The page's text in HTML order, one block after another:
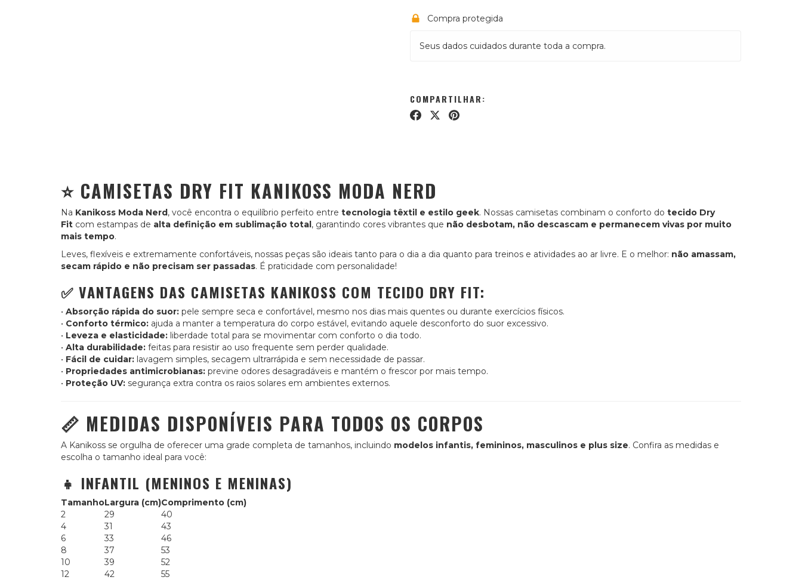
Compra protegida
Seus dados cuidados durante toda a compra.
COMPARTILHAR:
⭐ CAMISETAS DRY FIT KANIKOSS MODA NERD
Na Kanikoss Moda Nerd, você encontra o equilíbrio perfeito entre tecnologia têxtil e estilo geek. Nossas camisetas combinam o conforto do tecido Dry
Fit com estampas de alta definição em sublimação total, garantindo cores vibrantes que não desbotam, não descascam e permanecem vivas por muito
mais tempo.
Leves, flexíveis e extremamente confortáveis, nossas peças são ideais tanto para o dia a dia quanto para treinos e atividades ao ar livre. E o melhor: não amassam,
secam rápido e não precisam ser passadas. É praticidade com personalidade!
✅ VANTAGENS DAS CAMISETAS KANIKOSS COM TECIDO DRY FIT:
• Absorção rápida do suor: pele sempre seca e confortável, mesmo nos dias mais quentes ou durante exercícios físicos.
• Conforto térmico: ajuda a manter a temperatura do corpo estável, evitando aquele desconforto do suor excessivo.
• Leveza e elasticidade: liberdade total para se movimentar com conforto o dia todo.
• Alta durabilidade: feitas para resistir ao uso frequente sem perder qualidade.
• Fácil de cuidar: lavagem simples, secagem ultrarrápida e sem necessidade de passar.
• Propriedades antimicrobianas: previne odores desagradáveis e mantém o frescor por mais tempo.
• Proteção UV: segurança extra contra os raios solares em ambientes externos.
📏 MEDIDAS DISPONÍVEIS PARA TODOS OS CORPOS
A Kanikoss se orgulha de oferecer uma grade completa de tamanhos, incluindo modelos infantis, femininos, masculinos e plus size. Confira as medidas e
escolha o tamanho ideal para você:
👧 INFANTIL (MENINOS E MENINAS)
TamanhoLargura (cm)Comprimento (cm)
2
29
40
4
31
43
6
33
46
8
37
53
10
39
52
12
42
55